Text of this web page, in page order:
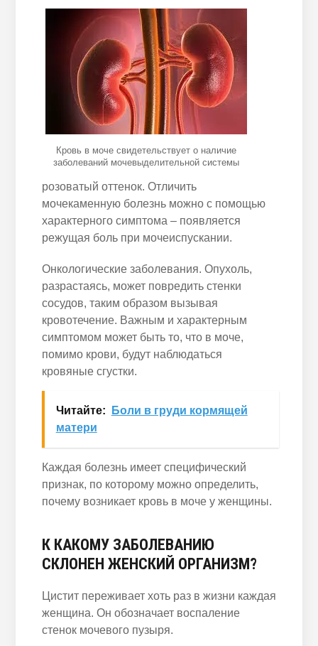
Кровь в моче свидетельствует о наличие
заболеваний мочевыделительной системы
розоватый оттенок. Отличить
мочекаменную болезнь можно с помощью
характерного симптома – появляется
режущая боль при мочеиспускании.
Онкологические заболевания. Опухоль,
разрастаясь, может повредить стенки
сосудов, таким образом вызывая
кровотечение. Важным и характерным
симптомом может быть то, что в моче,
помимо крови, будут наблюдаться
кровяные сгустки.
Читайте:
Боли в груди кормящей
матери
Каждая болезнь имеет специфический
признак, по которому можно определить,
почему возникает кровь в моче у женщины.
К КАКОМУ ЗАБОЛЕВАНИЮ
СКЛОНЕН ЖЕНСКИЙ ОРГАНИЗМ?
Цистит переживает хоть раз в жизни каждая
женщина. Он обозначает воспаление
стенок мочевого пузыря.